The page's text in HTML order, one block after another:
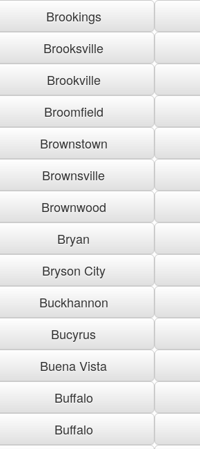
Brookings
Brooksville
Brookville
Broomfield
Brownstown
Brownsville
Brownwood
Bryan
Bryson City
Buckhannon
Bucyrus
Buena Vista
Buffalo
Buffalo